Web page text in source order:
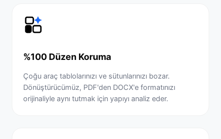
%100 Düzen Koruma
Çoğu araç tablolarınızı ve sütunlarınızı bozar.
Dönüştürücümüz, PDF'den DOCX'e formatınızı
orijinaliyle aynı tutmak için yapıyı analiz eder.